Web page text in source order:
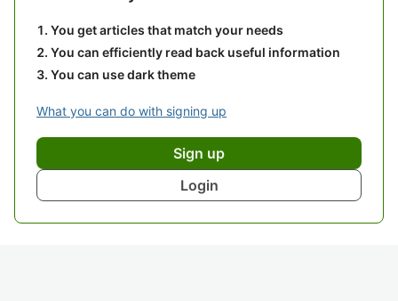
You get articles that match your needs
You can efficiently read back useful information
You can use dark theme
What you can do with signing up
Sign up
Login